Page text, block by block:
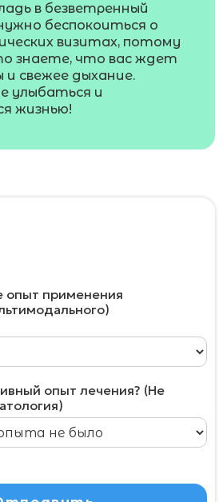
в безветренный
беспокоиться о
визитах, потому
знаете, что вас ждет
и свежее дыхание.
улыбаться и
жизнью!
опыт применения
опыт лечения? (Не